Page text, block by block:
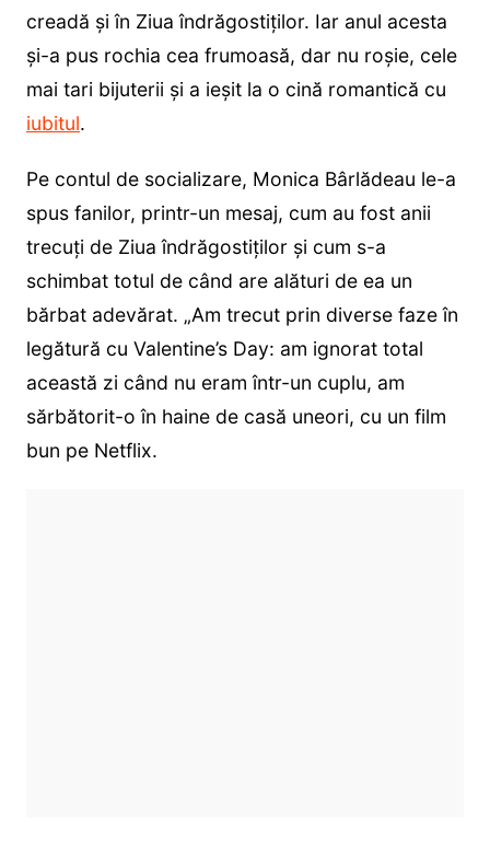
creadă și în Ziua îndrăgostiților. Iar anul acesta
și-a pus rochia cea frumoasă, dar nu roșie, cele
mai tari bijuterii și a ieșit la o cină romantică cu
iubitul.
Pe contul de socializare, Monica Bârlădeau le-a
spus fanilor, printr-un mesaj, cum au fost anii
trecuți de Ziua îndrăgostiților și cum s-a
schimbat totul de când are alături de ea un
bărbat adevărat. „Am trecut prin diverse faze în
legătură cu Valentine’s Day: am ignorat total
această zi când nu eram într-un cuplu, am
sărbătorit-o în haine de casă uneori, cu un film
bun pe Netflix.